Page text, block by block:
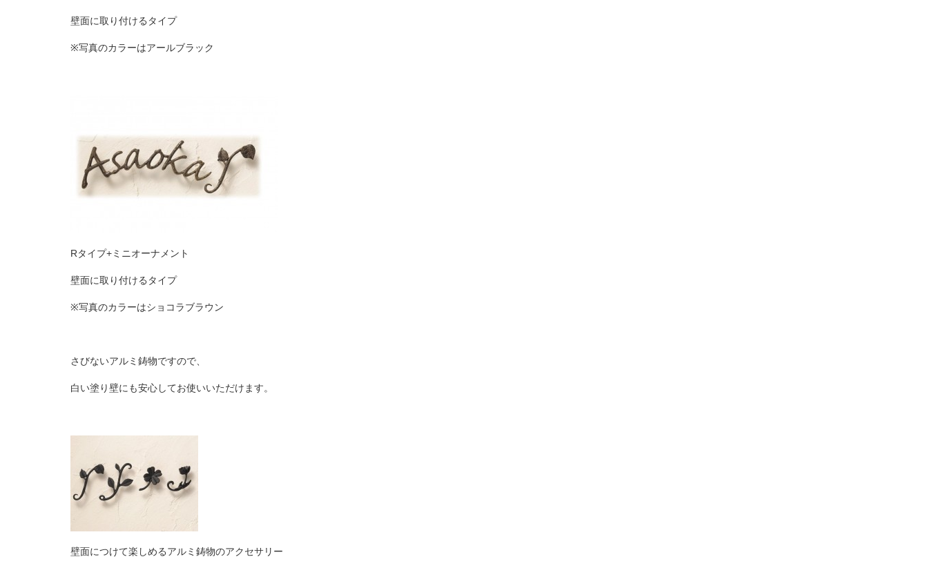
壁面に取り付けるタイプ
※写真のカラーはアールブラック
Rタイプ+ミニオーナメント
壁面に取り付けるタイプ
※写真のカラーはショコラブラウン
さびないアルミ鋳物ですので、
白い塗り壁にも安心してお使いいただけます。
壁面につけて楽しめるアルミ鋳物のアクセサリー